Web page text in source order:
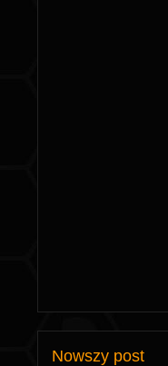
Nowszy post